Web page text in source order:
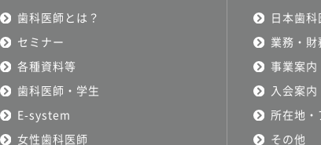
歯科医師とは？
セミナー
各種資料等
歯科医師・学生
E-system
女性歯科医師
日本歯
業務・
事業案内
入会案内
所在地・
その他